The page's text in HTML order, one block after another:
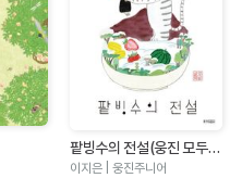
팥빙수의 전설(웅진 모두의
그림책 21)
이지은 | 웅진주니어